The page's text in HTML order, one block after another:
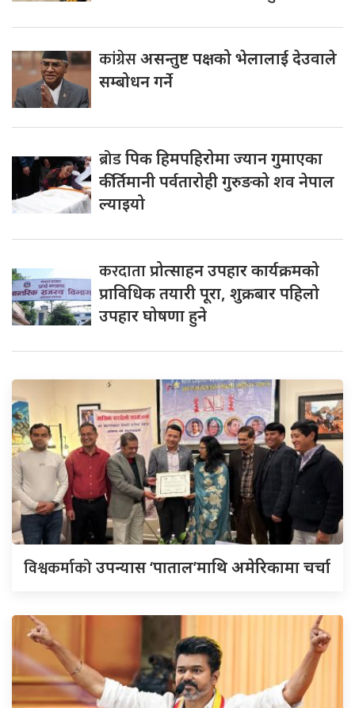
कांग्रेसअसन्तुष्ट पक्षको भेलालाई देउवाले
सम्बोधन गर्ने
ब्रोडपिक हिमपहिरोमा ज्यान गुमाएका
कीर्तिमानी पर्वतारोही गुरुङको शव नेपाल
ल्याइयो
करदाताप्रोत्साहन उपहार कार्यक्रमको
प्राविधिक तयारी पूरा, शुक्रबार पहिलो
उपहार घोषणा हुने
विश्वकर्माकोउपन्यास ‘पाताल’माथि अमेरिकामा चर्चा